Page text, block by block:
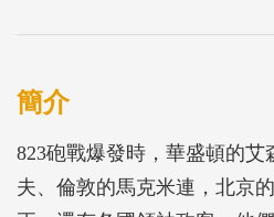
簡介
823砲戰爆發時，華盛頓的
夫、倫敦的馬克米連，北京